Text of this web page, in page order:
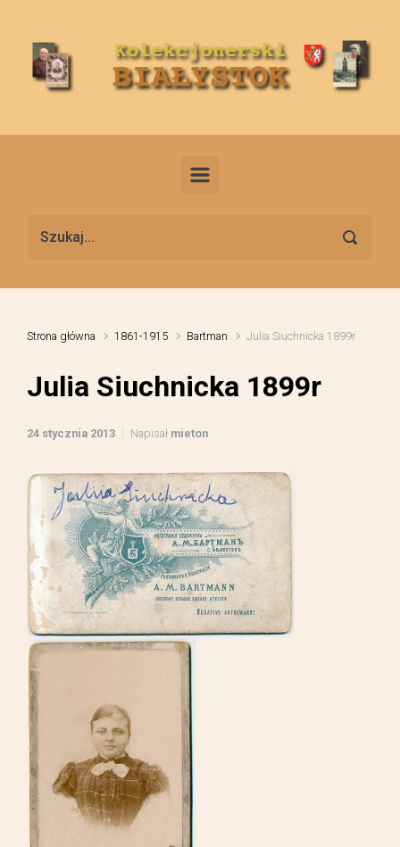
Strona główna 1861-1915 Bartman Julia Siuchnicka 1899r
Julia Siuchnicka 1899r
24 stycznia 2013 Napisał mieton